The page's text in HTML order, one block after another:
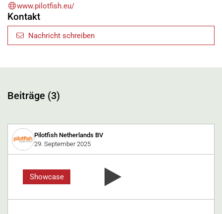
www.pilotfish.eu/
Kontakt
Nachricht schreiben
Beiträge (3)
Pilotfish Netherlands BV
29. September 2025
Showcase